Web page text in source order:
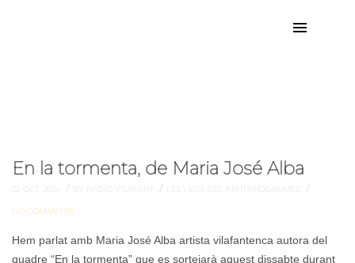
En la tormenta, de Maria José Alba
02 OCT. 2024 / BY RADIO VILAFANT / LES VEUS DEL MATÍ PROGRAMES /
NO COMMENTS
Hem parlat amb Maria José Alba artista vilafantenca autora del
quadre “En la tormenta” que es sortejarà aquest dissabte durant